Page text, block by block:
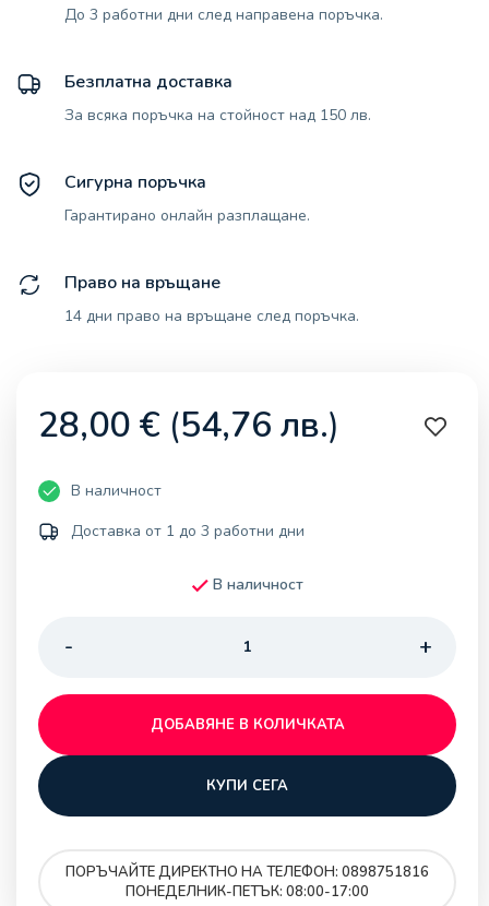
До 3 работни дни след направена поръчка.
Безплатна доставка
За всяка поръчка на стойност над 150 лв.
Сигурна поръчка
Гарантирано онлайн разплащане.
Право на връщане
14 дни право на връщане след поръчка.
28,00 € (54,76 лв.)
В наличност
Доставка от 1 до 3 работни дни
В наличност
ДОБАВЯНЕ В КОЛИЧКАТА
КУПИ СЕГА
ПОРЪЧАЙТЕ ДИРЕКТНО НА ТЕЛЕФОН: 0898751816
ПОНЕДЕЛНИК-ПЕТЪК: 08:00-17:00